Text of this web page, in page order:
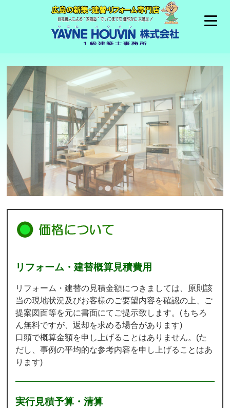
リフォーム・建替概算見積費用
リフォーム・建替の見積金額につきましては、原則該
当の現地状況及びお客様のご要望内容を確認の上、ご
提案図面等を元に書面にてご提示致します。(もちろ
ん無料ですが、返却を求める場合があります)
口頭で概算金額を申し上げることはありません。(た
だし、事例の平均的な参考内容を申し上げることはあ
ります)
実行見積予算・清算